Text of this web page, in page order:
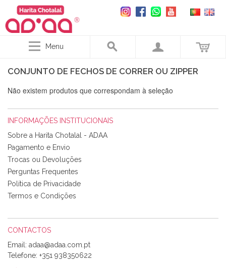
Menu
CONJUNTO DE FECHOS DE CORRER OU ZIPPER
Não existem produtos que correspondam à seleção
INFORMAÇÕES INSTITUCIONAIS
Sobre a Harita Chotalal - ADAA
Pagamento e Envio
Trocas ou Devoluções
Perguntas Frequentes
Política de Privacidade
Termos e Condições
CONTACTOS
Email:
Telefone: +351 938350622